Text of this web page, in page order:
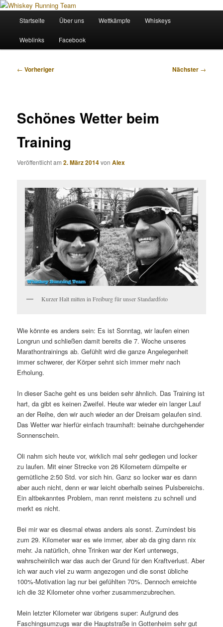
Zum
springenWhiskey Running Team
Wir sind das Whiskey Running Team
Startseite Über uns Wettkämpfe Whiskeys
Weblinks Facebook
Beitragsnavigation
← Vorheriger Nächster →
Schönes Wetter beim
Training
Veröffentlicht am2. März 2014vonAlex
Kurzer Halt mitten in Freiburg für unser Standardfoto
Wie könnte es anders sein: Es ist Sonntag, wir laufen einen
Longrun und schließen damit bereits die 7. Woche unseres
Marathontrainings ab. Gefühlt wird die ganze Angelegenheit
immer schwerer, der Körper sehnt sich immer mehr nach
Erholung.
In dieser Sache geht es uns beiden sehr ähnlich. Das Training ist
hart, da gibt es keinen Zweifel. Heute war wieder ein langer Lauf
an der Reihe, den wir auch wieder an der Dreisam gelaufen sind.
Das Wetter war hierfür einfach traumhaft: beinahe durchgehender
Sonnenschein.
Oli nahm sich heute vor, wirklich mal sehr gediegen und locker
zu laufen. Mit einer Strecke von 26 Kilometern dümpelte er
gemütliche 2:50 Std. vor sich hin. Ganz so locker war es dann
aber auch nicht, denn er war leicht oberhalb seines Pulsbereichs.
Ein altbekanntes Problem, man rennt meistens zu schnell und
merkt es nicht.
Bei mir war es diesmal etwas anders als sonst. Zumindest bis
zum 29. Kilometer war es wie immer, aber ab da ging dann nix
mehr. Ja natürlich, ohne Trinken war der Kerl unterwegs,
wahrscheinlich war das auch der Grund für den Kraftverlust. Aber
ich war auch viel zu warm angezogen und die sonst übliche
100%-Motivation lag nur bei gefühlten 70%. Dennoch erreichte
ich die 32 Kilometer ohne vorher zusammenzubrechen.
Mein letzter Kilometer war übrigens super: Aufgrund des
Faschingsumzugs war die Hauptstraße in Gottenheim sehr gut